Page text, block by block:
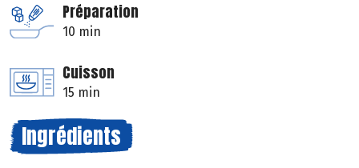
Préparation
10 min
Cuisson
15 min
Ingrédients